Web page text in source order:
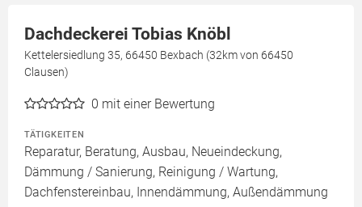
Dachdeckerei Tobias Knöbl
Kettelersiedlung 35, 66450 Bexbach (32km von 66450
Clausen)
0 mit einer Bewertung
TÄTIGKEITEN
Reparatur, Beratung, Ausbau, Neueindeckung,
Dämmung / Sanierung, Reinigung / Wartung,
Dachfenstereinbau, Innendämmung, Außendämmung